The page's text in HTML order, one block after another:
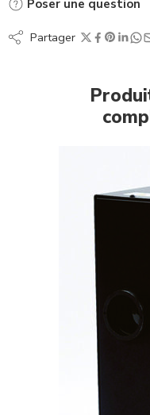
Poser une question
Partager